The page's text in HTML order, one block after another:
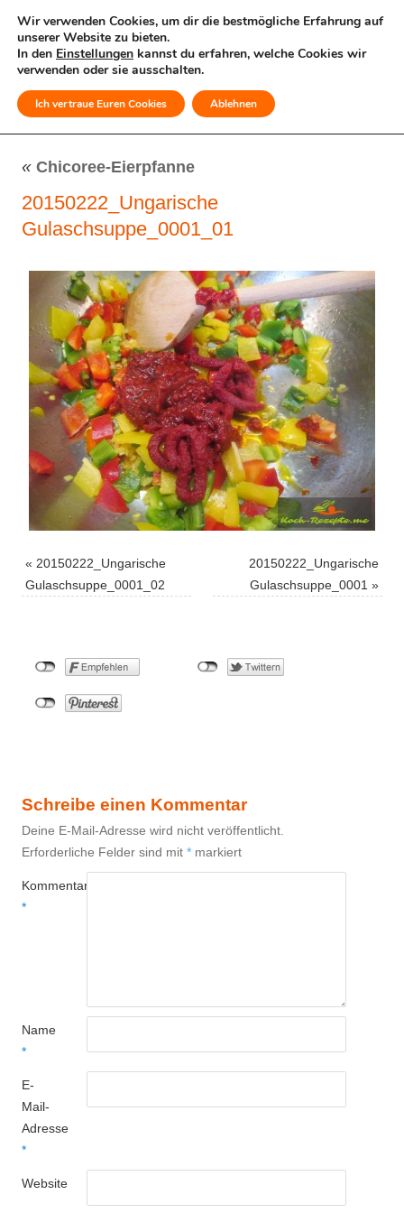
MENÜ
« Chicoree-Eierpfanne
20150222_Ungarische
Gulaschsuppe_0001_01
« 20150222_Ungarische
Gulaschsuppe_0001_02
20150222_Ungarische
Gulaschsuppe_0001 »
Schreibe einen Kommentar
Deine E-Mail-Adresse wird nicht veröffentlicht.
Erforderliche Felder sind mit * markiert
Kommentar
*
Name
*
E-
Mail-
Adresse
*
Website
Wir verwenden Cookies, um dir die bestmögliche Erfahrung auf
unserer Website zu bieten.
In den Einstellungen kannst du erfahren, welche Cookies wir
verwenden oder sie ausschalten.
Ich vertraue Euren Cookies Ablehnen